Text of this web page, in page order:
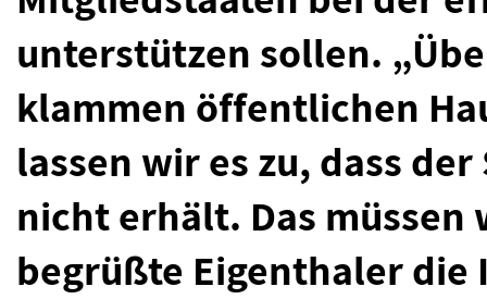
unterstützen sollen.
klammen öffentlichen
lassen wir es zu, dass
nicht erhält. Das
begrüßte Eigenthaler